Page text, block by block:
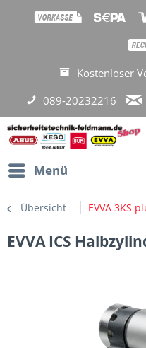
Kostenloser
089-20232216
Menü
Übersicht EVVA 3KS
EVVA ICS